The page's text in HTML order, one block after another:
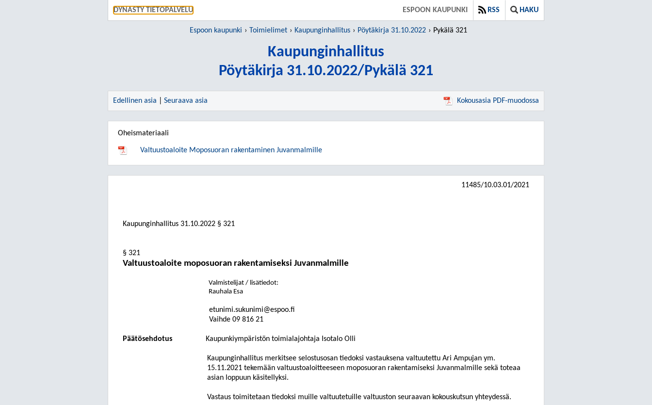
DYNASTY TIETOPALVELU ESPOON KAUPUNKI RSS HAKU
Espoon kaupunki Toimielimet Kaupunginhallitus Pöytäkirja 31.10.2022 Pykälä 321
Kaupunginhallitus
Pöytäkirja 31.10.2022/Pykälä 321
Edellinen asia Seuraava asia Kokousasia PDF-muodossa
Oheismateriaali
Valtuustoaloite Moposuoran rakentaminen Juvanmalmille
11485/10.03.01/2021
Kaupunginhallitus 31.10.2022 § 321
§ 321
Valtuustoaloite moposuoran rakentamiseksi Juvanmalmille
Valmistelijat / lisätiedot:
Rauhala Esa
etunimi.sukunimi@espoo.fi
Vaihde 09 816 21
Päätösehdotus Kaupunkiympäristön toimialajohtaja Isotalo Olli
Kaupunginhallitus merkitsee selostusosan tiedoksi vastauksena valtuutettu Ari Ampujan ym.
15.11.2021 tekemään valtuustoaloitteeseen moposuoran rakentamiseksi Juvanmalmillesekä toteaa
asian l oppuun käsitellyksi.
Vastaus toimitetaan tiedoksi muille valtuutetuille valtuuston seuraavan kokouskutsun yhteydessä.